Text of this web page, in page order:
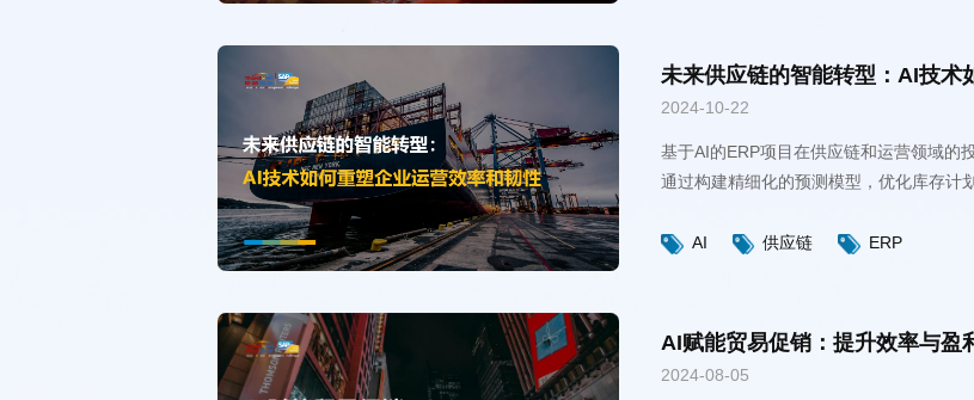
未来供应链的智能转型：AI技术
2024-10-22
AI
供应链 ERP
AI赋能贸易促销：提升效率与盈
2024-08-05